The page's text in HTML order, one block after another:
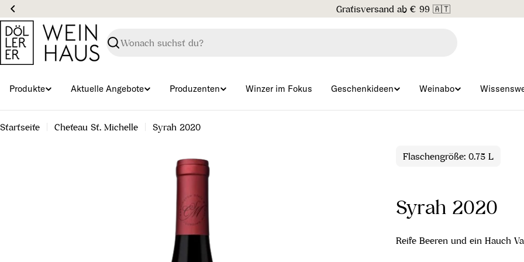
Zum
Inhalt
springen
Gratisversand ab € 99 🇦🇹
Suchen
Produkte Aktuelle Angebote Produzenten Winzer im Fokus Geschenkideen Weinabo
Startseite Cheteau St. Michelle Syrah 2020
Flaschengröße: 0.75 L
Syrah 2020
Reife Beeren und ein Hauch